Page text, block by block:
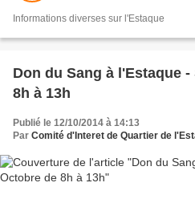
Informations diverses sur l'Estaque
Don du Sang à l'Estaque
8h à 13h
Publié le 12/10/2014 à 14:13
Par Comité d'Interet de Quartier de